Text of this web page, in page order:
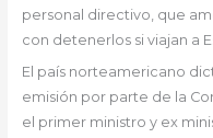
personal directivo, que
con detenerlos si viajan a
El país norteamericano
emisión por parte de la
el primer ministro y ex